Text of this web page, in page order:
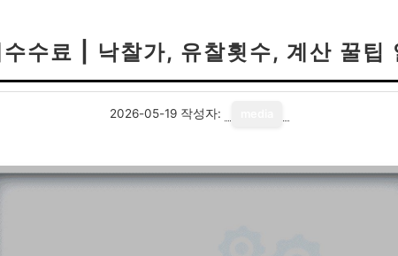
수료 | 낙찰가, 유찰횟수, 계산 꿀팁
2026-05-19 작성자: